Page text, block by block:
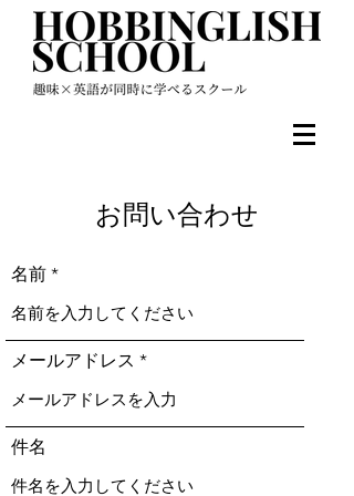
お問い合わせ
名前
メールアドレス
件名